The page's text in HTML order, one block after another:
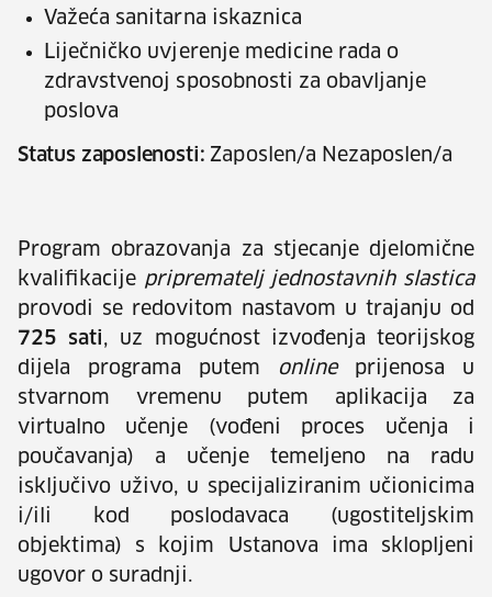
Važeća sanitarna iskaznica
Liječničko uvjerenje medicine rada o
zdravstvenoj sposobnosti za obavljanje
poslova
Status zaposlenosti: Zaposlen/a Nezaposlen/a
Program obrazovanja za stjecanje djelomične
kvalifikacije priprematelj jednostavnih slastica
provodi se redovitom nastavom u trajanju od
725 sati, uz mogućnost izvođenja teorijskog
dijela programa putem
onlineprijenosa u
stvarnom vremenu putem aplikacija za
virtualno učenje (vođeni proces učenja i
poučavanja) a učenje temeljeno na radu
isključivo uživo, u specijaliziranim učionicima
i/ili kod poslodavaca (ugostiteljskim
objektima) s kojim Ustanova ima sklopljeni
ugovor o suradnji.